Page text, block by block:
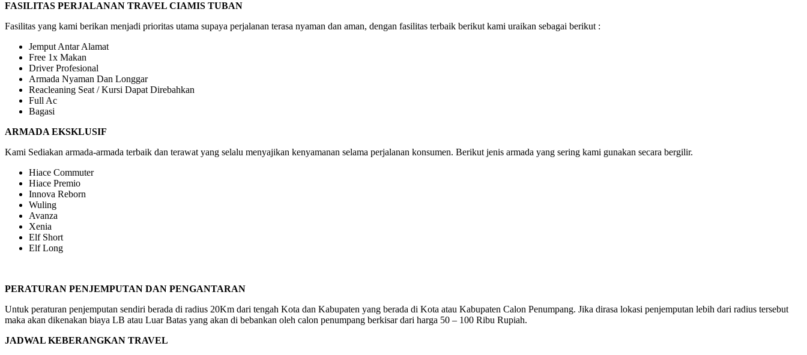
FASILITAS PERJALANAN TRAVEL CIAMIS TUBAN
Fasilitas yang kami berikan menjadi prioritas utama supaya perjalanan terasa nyaman dan aman, dengan fasilitas terbaik berikut kami uraikan sebagai berikut :
Jemput Antar Alamat
Free 1x Makan
Driver Profesional
Armada Nyaman Dan Longgar
Reacleaning Seat / Kursi Dapat Direbahkan
Full Ac
Bagasi
ARMADA EKSKLUSIF
Kami Sediakan armada-armada terbaik dan terawat yang selalu menyajikan kenyamanan selama perjalanan konsumen. Berikut jenis armada yang sering kami gunakan secara bergilir.
Hiace Commuter
Hiace Premio
Innova Reborn
Wuling
Avanza
Xenia
Elf Short
Elf Long
PERATURAN PENJEMPUTAN DAN PENGANTARAN
Untuk peraturan penjemputan sendiri berada di radius 20Km dari tengah Kota dan Kabupaten yang berada di Kota atau Kabupaten Calon Penumpang. Jika dirasa lokasi penjemputan lebih dari radius tersebut
maka akan dikenakan biaya LB atau Luar Batas yang akan di bebankan oleh calon penumpang berkisar dari harga 50 – 100 Ribu Rupiah.
JADWAL KEBERANGKAN TRAVEL